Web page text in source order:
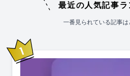
最近の人気記事
一番見られている記事は
1位